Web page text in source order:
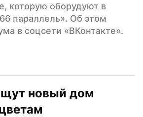
которую оборудуют в
параллель». Об этом
в соцсети «ВКонтакте».
новый дом